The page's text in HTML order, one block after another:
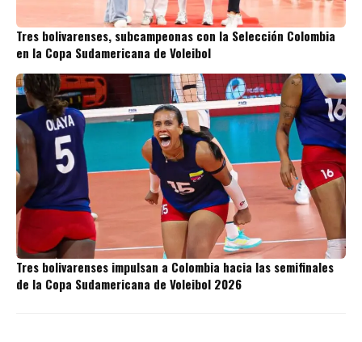
Tres bolivarenses, subcampeonas con la Selección Colombia
en la Copa Sudamericana de Voleibol
Tres bolivarenses impulsan a Colombia hacia las semifinales
de la Copa Sudamericana de Voleibol 2026